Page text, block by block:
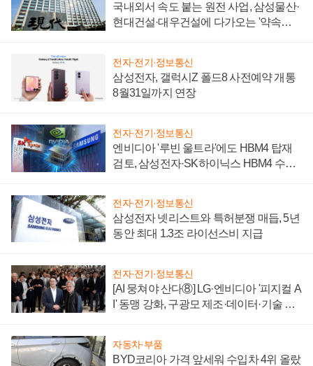
국내외서 속도 붙는 원전 사업, 삼성물산·
현대건설·대우건설에 다가오는 '약속의
전자·전기·정보통신
삼성전자, 갤럭시Z 폴드8 사전예약 개통
8월31일까지 연장
전자·전기·정보통신
엔비디아 '루빈 울트라'에도 HBM4 탑재
검토, 삼성전자·SK하이닉스 HBM4 수율
전자·전기·정보통신
삼성전자 넷리스트와 특허분쟁 매듭, 5년
동안 최대 1.3조 라이선스비 지급
전자·전기·정보통신
[AI 뭉쳐야 산다⑧] LG·엔비디아 '피지컬 A
I' 동맹 강화, 구광모 제조·데이터·기술 결
자동차·부품
BYD코리아 가격 앞세워 수입차 4위 올랐